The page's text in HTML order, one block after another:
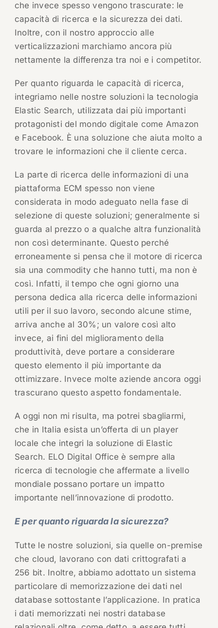
che invece spesso vengono trascurate: le
capacità di ricerca e la sicurezza dei dati.
Inoltre, con il nostro approccio alle
verticalizzazioni marchiamo ancora più
nettamente la differenza tra noi e i competitor.
Per quanto riguarda le capacità di ricerca,
integriamo nelle nostre soluzioni la tecnologia
Elastic Search, utilizzata dai più importanti
protagonisti del mondo digitale come Amazon
e Facebook. È una soluzione che aiuta molto a
trovare le informazioni che il cliente cerca.
La parte di ricerca delle informazioni di una
piattaforma ECM spesso non viene
considerata in modo adeguato nella fase di
selezione di queste soluzioni; generalmente si
guarda al prezzo o a qualche altra funzionalità
non così determinante. Questo perché
erroneamente si pensa che il motore di ricerca
sia una commodity che hanno tutti, ma non è
così. Infatti, il tempo che ogni giorno una
persona dedica alla ricerca delle informazioni
utili per il suo lavoro, secondo alcune stime,
arriva anche al 30%; un valore così alto
invece, ai fini del miglioramento della
produttività, deve portare a considerare
questo elemento il più importante da
ottimizzare. Invece molte aziende ancora oggi
trascurano questo aspetto fondamentale.
A oggi non mi risulta, ma potrei sbagliarmi,
che in Italia esista un’offerta di un player
locale che integri la soluzione di Elastic
Search. ELO Digital Office è sempre alla
ricerca di tecnologie che affermate a livello
mondiale possano portare un impatto
importante nell’innovazione di prodotto.
E per quanto riguarda la sicurezza?
Tutte le nostre soluzioni, sia quelle on-premise
che cloud, lavorano con dati crittografati a
256 bit. Inoltre, abbiamo adottato un sistema
particolare di memorizzazione dei dati nel
database sottostante l’applicazione. In pratica
i dati memorizzati nei nostri database